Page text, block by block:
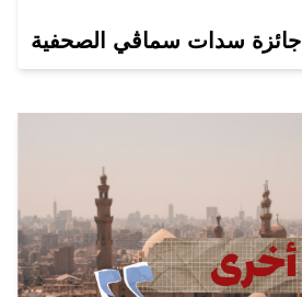
جائزة سدات سماڤي الصحفية